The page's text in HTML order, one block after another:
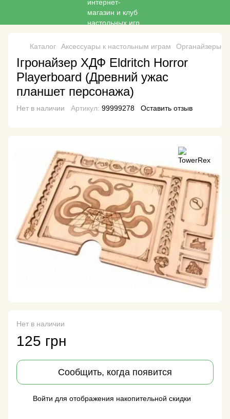
Каталог Аксессуары к настольным играм Органайзеры
Ігронайзер ХДФ Eldritch Horror
Playerboard (Древний ужас
планшет персонажа)
Нет в наличии Артикул: 99999278 Оставить отзыв
Нет в наличии
125 грн
Сообщить, когда появится
Войти для отображения накопительной скидки